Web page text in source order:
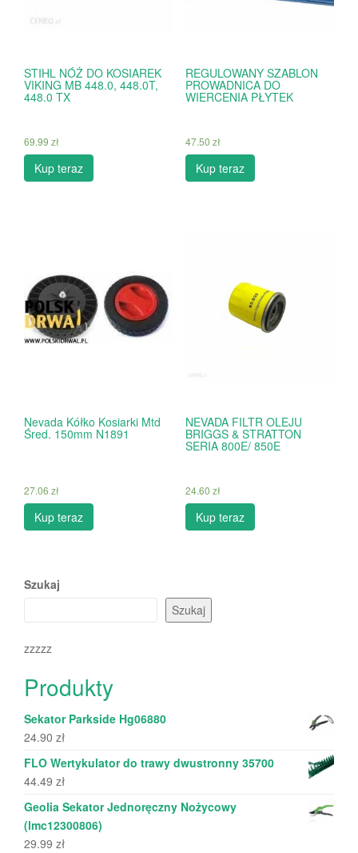
STIHL NÓŻ DO KOSIAREK
VIKING MB 448.0, 448.0T,
448.0 TX
69.99 zł
Kup teraz
REGULOWANY SZABLON
PROWADNICA DO
WIERCENIA PŁYTEK
47.50 zł
Kup teraz
Nevada Kółko Kosiarki Mtd
Śred. 150mm N1891
27.06 zł
Kup teraz
NEVADA FILTR OLEJU
BRIGGS & STRATTON
SERIA 800E/ 850E
24.60 zł
Kup teraz
Szukaj
Szukaj
zzzzz
Produkty
Sekator Parkside Hg06880
24.90 zł
FLO Wertykulator do trawy dwustronny 35700
44.49 zł
Geolia Sekator Jednoręczny Nożycowy
(lmc12300806)
29.99 zł